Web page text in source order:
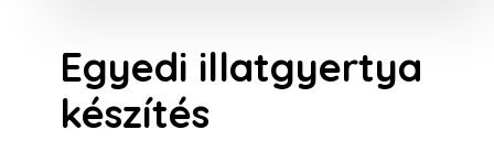
Egyedi illatgyertya
készítés